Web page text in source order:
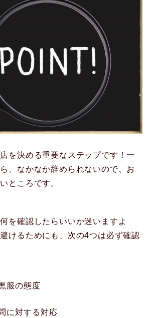
を決める重要なステップです！一
、なかなか辞められないので、お
ところです。
を確認したらいいか迷いますよ
けるためにも、次の4つは必ず確認
服の態度
に対する対応